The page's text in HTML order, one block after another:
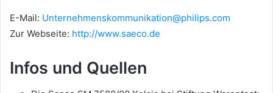
E-Mail: Unternehmenskommunikation@philips.com
Zur Webseite: http://www.saeco.de
Infos und Quellen